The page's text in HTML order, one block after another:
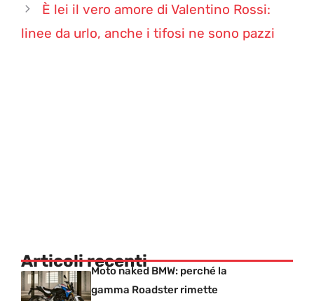
È lei il vero amore di Valentino Rossi:
linee da urlo, anche i tifosi ne sono pazzi
Articoli recentiMoto naked BMW: perché la
gamma Roadster rimette